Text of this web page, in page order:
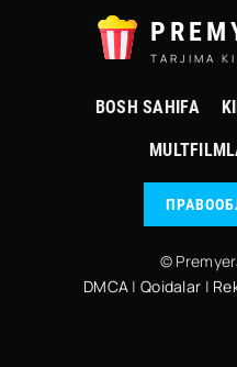
TARJIMA
BOSH SAHIFA
©
DMCA |Qoidalar |